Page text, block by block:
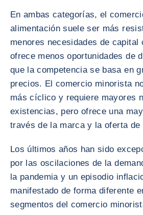
En ambas categorías, el
alimentación suele ser más
menores necesidades de capital
ofrece menos oportunidades de
que la competencia se basa en
precios. El comercio minorista
más cíclico y requiere mayores
existencias, pero ofrece una
través de la marca y la oferta de
Los últimos años han sido
por las oscilaciones de la
la pandemia y un episodio
manifestado de forma diferente
segmentos del comercio